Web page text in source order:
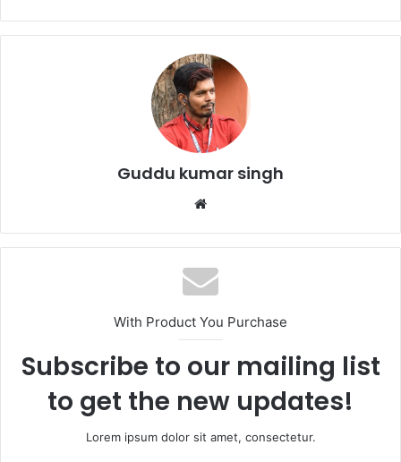
c
e
itt
er
ai
l
at
s
A
p
p
ar
e
Guddu kumar singh
Website
With Product You Purchase
Subscribe to our mailing list
to get the new updates!
Lorem ipsum dolor sit amet, consectetur.